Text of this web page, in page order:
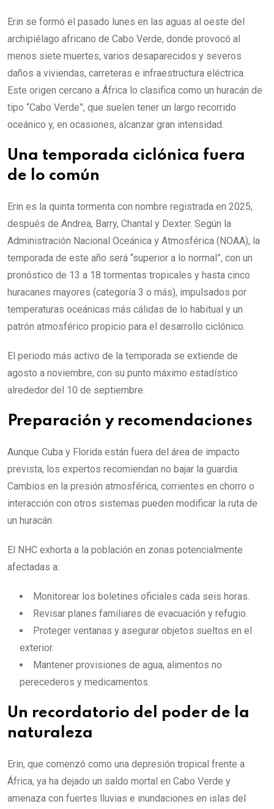
Erin se formó el pasado lunes en las aguas al oeste del
archipiélago africano de Cabo Verde, donde provocó al
menos siete muertes, varios desaparecidos y severos
daños a viviendas, carreteras e infraestructura eléctrica.
Este origen cercano a África lo clasifica como un huracán de
tipo “Cabo Verde”, que suelen tener un largo recorrido
oceánico y, en ocasiones, alcanzar gran intensidad.
Una temporada ciclónica fuera
de lo común
Erin es la quinta tormenta con nombre registrada en 2025,
después de Andrea, Barry, Chantal y Dexter. Según la
Administración Nacional Oceánica y Atmosférica (NOAA), la
temporada de este año será “superior a lo normal”, con un
pronóstico de 13 a 18 tormentas tropicales y hasta cinco
huracanes mayores (categoría 3 o más), impulsados por
temperaturas oceánicas más cálidas de lo habitual y un
patrón atmosférico propicio para el desarrollo ciclónico.
El periodo más activo de la temporada se extiende de
agosto a noviembre, con su punto máximo estadístico
alrededor del 10 de septiembre.
Preparación y recomendaciones
Aunque Cuba y Florida están fuera del área de impacto
prevista, los expertos recomiendan no bajar la guardia.
Cambios en la presión atmosférica, corrientes en chorro o
interacción con otros sistemas pueden modificar la ruta de
un huracán.
El NHC exhorta a la población en zonas potencialmente
afectadas a:
Monitorear los boletines oficiales cada seis horas.
Revisar planes familiares de evacuación y refugio.
Proteger ventanas y asegurar objetos sueltos en el
exterior.
Mantener provisiones de agua, alimentos no
perecederos y medicamentos.
Un recordatorio del poder de la
naturaleza
Erin, que comenzó como una depresión tropical frente a
África, ya ha dejado un saldo mortal en Cabo Verde y
amenaza con fuertes lluvias e inundaciones en islas del